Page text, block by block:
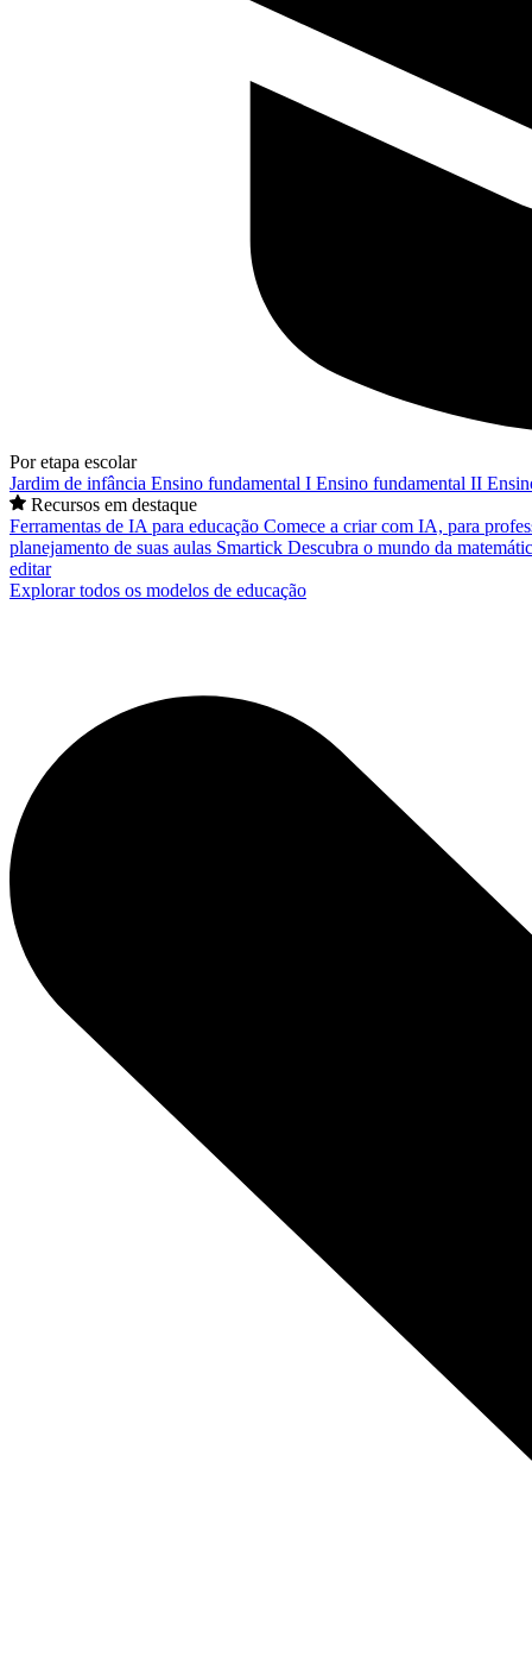
Por etapa escolar
Jardim de infância Ensino fundamental I Ensino fundamental II
Recursos em destaque
Ferramentas de IA para educação Comece a criar com IA, para
planejamento de suas aulas Smartick Descubra o mundo da
editar
Explorar todos os modelos de educação